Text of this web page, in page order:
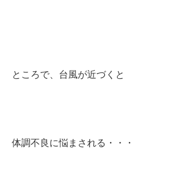
ところで、台風が近づくと
体調不良に悩まされる・・・